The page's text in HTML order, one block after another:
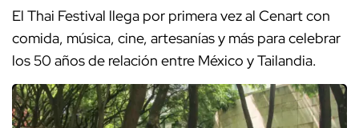
El Thai Festival llega por primera vez al Cenart con
comida, música, cine, artesanías y más para celebrar
los 50 años de relación entre México y Tailandia.